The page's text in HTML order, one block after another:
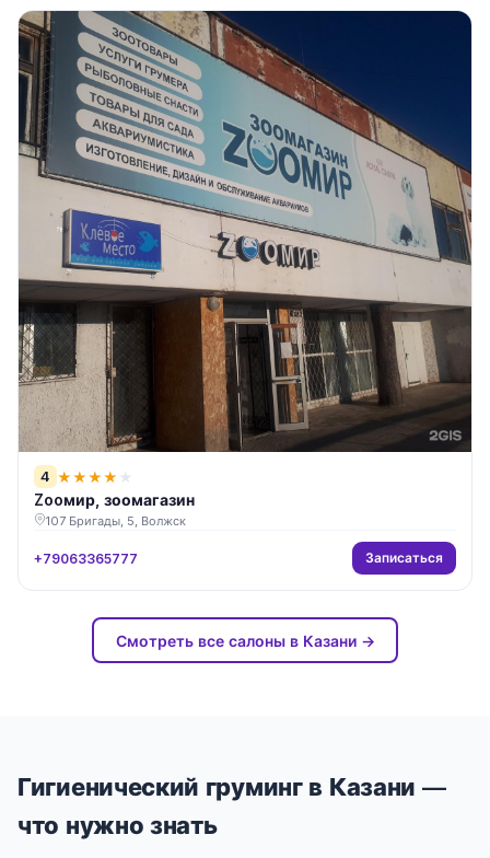
4 ★★★★ ★
Zooмир, зоомагазин
107 Бригады, 5, Волжск
+79063365777 Записаться
Смотреть все салоны в Казани →
Гигиенический груминг в Казани —
что нужно знать